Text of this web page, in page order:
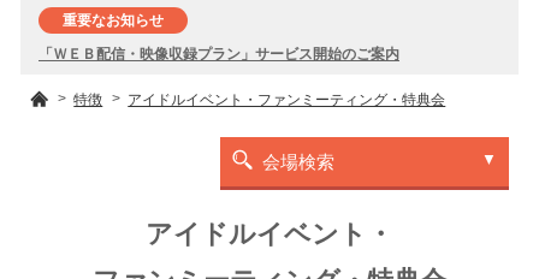
重要なお知らせ
「ＷＥＢ配信・映像収録プラン」サービス開始のご案内
特徴 アイドルイベント・ファンミーティング・特典会
会場検索
アイドルイベント・